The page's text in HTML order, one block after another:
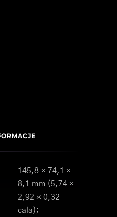
145,8 × 74,1 ×
8,1 mm (5,74 ×
2,92 × 0,32
cala);